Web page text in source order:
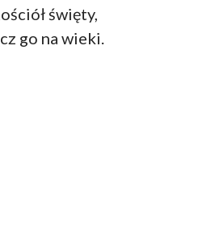
święty,
go na wieki.